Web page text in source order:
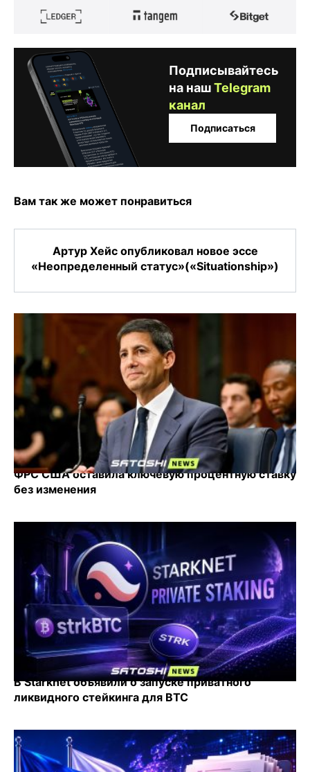
Подписывайтесь
на нашTelegram
канал
Подписаться
Вам так же может понравиться
Артур Хейс опубликовал новое эссе
«Неопределенный статус»(«Situationship»)
ФРС США оставила ключевую процентную ставку
без изменения
В Starknet объявили о запуске приватного
ликвидного стейкинга для BTC